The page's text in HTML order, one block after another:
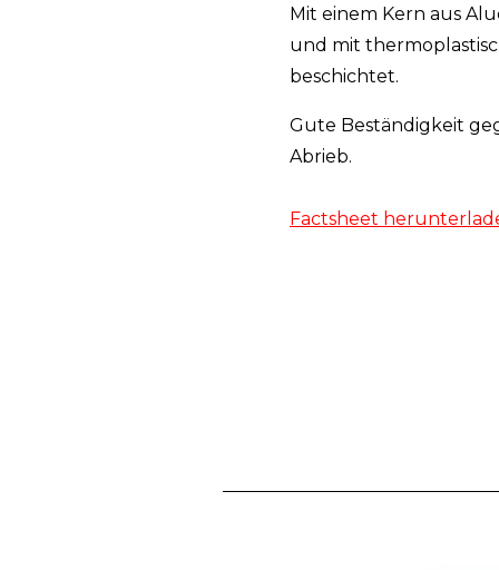
Mit einem Kern aus
und mit
beschichtet.
Gute Beständigkeit
Abrieb.
Factsheet